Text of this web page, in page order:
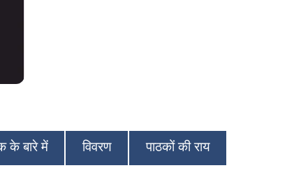
के बारे में विवरण पाठकों की राय